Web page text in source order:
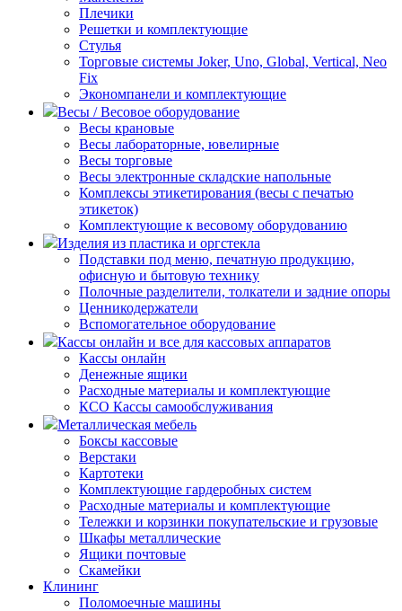
Плечики
Решетки и комплектующие
Стулья
Торговые системы Joker, Uno, Global, Vertical, Neo
Fix
Экономпанели и комплектующие
Весы / Весовое оборудование
Весы крановые
Весы лабораторные, ювелирные
Весы торговые
Весы электронные складские напольные
Комплексы этикетирования (весы с печатью
этикеток)
Комплектующие к весовому оборудованию
Изделия из пластика и оргстекла
Подставки под меню, печатную продукцию,
офисную и бытовую технику
Полочные разделители, толкатели и задние опоры
Ценникодержатели
Вспомогательное оборудование
Кассы онлайн и все для кассовых аппаратов
Кассы онлайн
Денежные ящики
Расходные материалы и комплектующие
КСО Кассы самообслуживания
Металлическая мебель
Боксы кассовые
Верстаки
Картотеки
Комплектующие гардеробных систем
Расходные материалы и комплектующие
Тележки и корзинки покупательские и грузовые
Шкафы металлические
Ящики почтовые
Скамейки
Клининг
Поломоечные машины